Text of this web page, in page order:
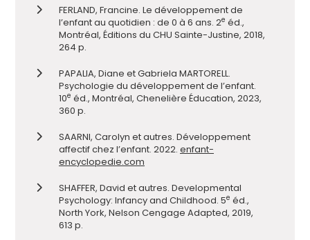
FERLAND, Francine. Le développement de
l’enfant au quotidien : de 0 à 6 ans. 2e éd.,
Montréal, Éditions du CHU Sainte-Justine, 2018,
264 p.
PAPALIA, Diane et Gabriela MARTORELL.
Psychologie du développement de l’enfant.
10e éd., Montréal, Chenelière Éducation, 2023,
360 p.
SAARNI, Carolyn et autres. Développement
affectif chez l’enfant. 2022. enfant-
encyclopedie.com
SHAFFER, David et autres. Developmental
Psychology: Infancy and Childhood. 5e éd.,
North York, Nelson Cengage Adapted, 2019,
613 p.